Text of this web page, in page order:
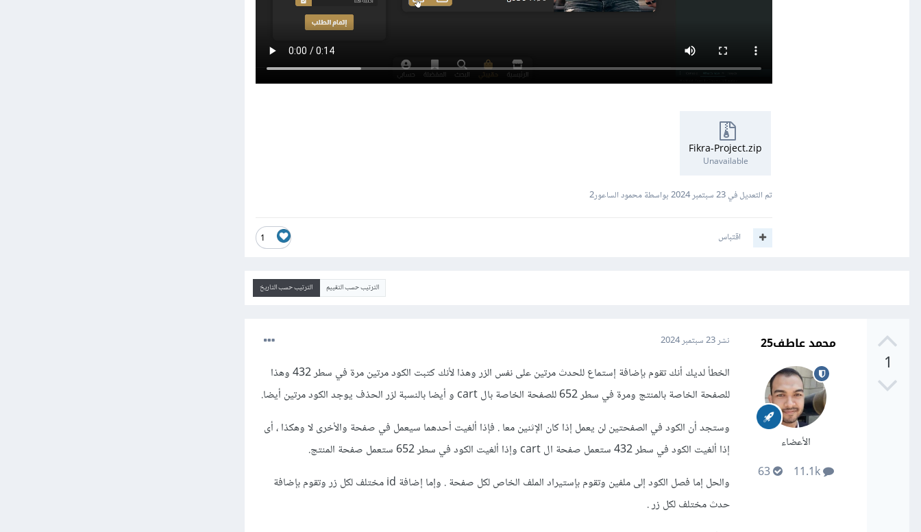
Fikra-Project.zip
Unavailable
تم التعديل في23 سبتمبر 2024 بواسطة محمود الساعور2
1 اقتباس
الترتيب حسب التقييم الترتيب حسب التاريخ
1
محمد عاطف25
الأعضاء
11.1k
63
نشر23 سبتمبر 2024
الخطأ لديك أنك تقوم بإضافة إستماع للحدث مرتين على نفس الزر وهذا لأنك كتبت الكود مرتين مرة في سطر 432 وهذا
للصفحة الخاصة بالمنتج ومرة في سطر 652 للصفحة الخاصة بال cart و أيضا بالنسبة لزر الحذف يوجد الكود مرتين أيضا.
وستجد أن الكود في الصفحتين لن يعمل إذا كان الإثنين معا . فإذا ألغيت أحدهما سيعمل في صفحة والأخرى لا وهكذا ، أى
إذا ألغيت الكود في سطر 432 ستعمل صفحة ال cart وإذا ألغيت الكود في سطر 652 ستعمل صفحة المنتج.
والحل إما فصل الكود إلى ملفين وتقوم بإستيراد الملف الخاص لكل صفحة . وإما إضافة id مختلف لكل زر وتقوم بإضافة
حدث مختلف لكل زر .